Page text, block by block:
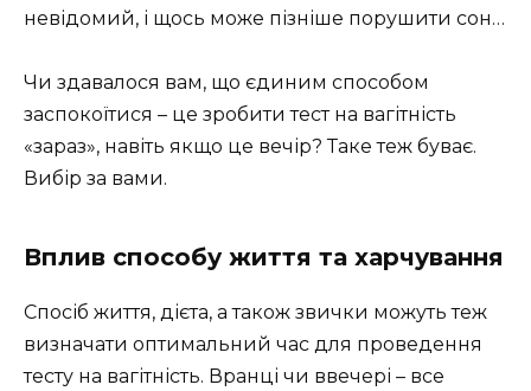
невідомий, і щось може пізніше порушити сон…
Чи здавалося вам, що єдиним способом
заспокоїтися – це зробити тест на вагітність
«зараз», навіть якщо це вечір? Таке теж буває.
Вибір за вами.
Вплив способу життя та харчування
Спосіб життя, дієта, а також звички можуть теж
визначати оптимальний час для проведення
тесту на вагітність. Вранці чи ввечері – все